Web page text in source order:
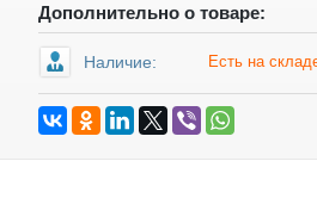
Дополнительно о товаре:
Наличие: Есть на